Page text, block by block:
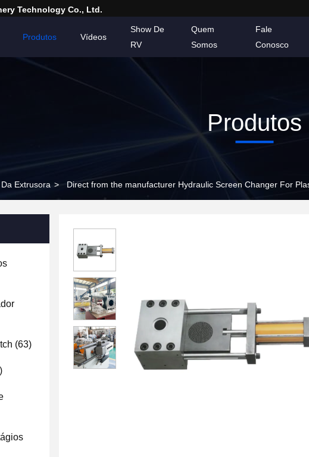
Technology Co., Ltd.
Produtos Vídeos
Show De
RV
Quem
Somos
Fale
Conosco
Produtos
Extrusora > Direct from the manufacturer Hydraulic Screen Changer For
(63)